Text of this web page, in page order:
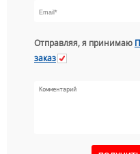
Отправляя, я принимаю
заказ